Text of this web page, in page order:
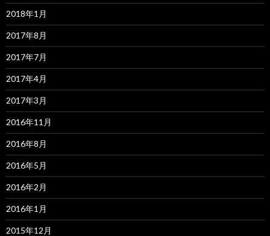
2018年1月
2017年8月
2017年7月
2017年4月
2017年3月
2016年11月
2016年8月
2016年5月
2016年2月
2016年1月
2015年12月